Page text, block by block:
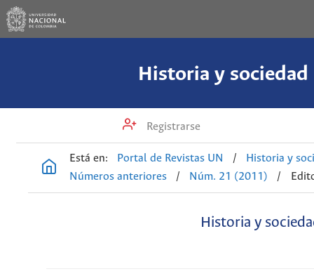
Historia y sociedad
Registrarse
Está en: Portal de Revistas UN /
Historia y
Números anteriores
/ Núm. 21 (2011) /
Historia y